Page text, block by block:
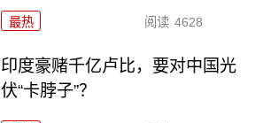
最热 阅读 4628
印度豪赌千亿卢比，要对中国光
伏“卡脖子”？